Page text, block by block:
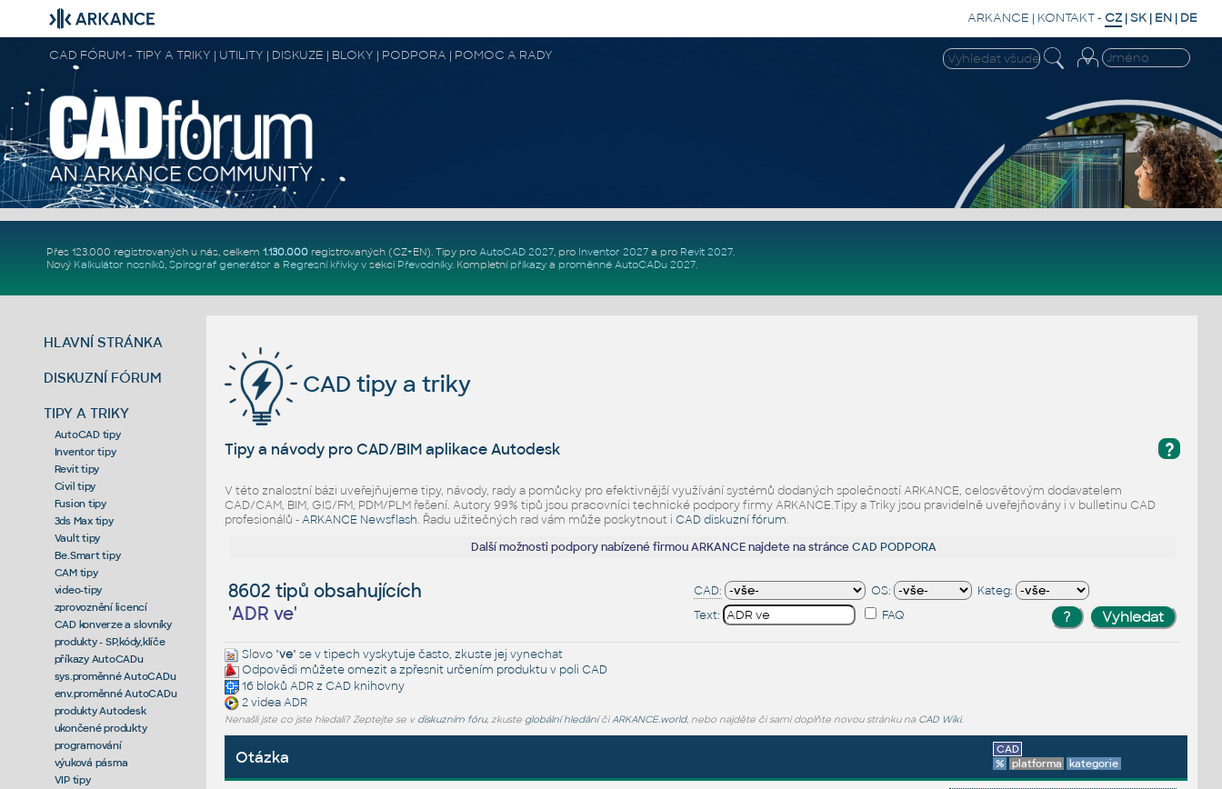
ARKANCE | KONTAKT- CZ |SK | EN | DE
CAD FÓRUM - TIPY A TRIKY | UTILITY | DISKUZE | BLOKY | PODPORA | POMOC A RADY
Přes 123.000 registrovaných u nás, celkem 1.130.000registrovaných (CZ+EN). Tipy pro AutoCAD 2027, pro Inventor 2027a pro Revit 2027.
Nový Kalkulátor nosníků, Spirograf generátor a Regresní křivkyv sekci Převodníky. Kompletní příkazya proměnné AutoCADu 2027.
HLAVNÍ STRÁNKA
DISKUZNÍ FÓRUM
TIPY A TRIKY
AutoCAD tipy
Inventor tipy
Revit tipy
Civil tipy
Fusion tipy
3ds Max tipy
Vault tipy
Be.Smart tipy
CAM tipy
video-tipy
zprovoznění licencí
CAD konverze a slovníky
produkty - SP,kódy,klíče
příkazy AutoCADu
sys.proměnné AutoCADu
env.proměnné AutoCADu
produkty Autodesk
ukončené produkty
programování
výuková pásma
VIP tipy
CAD tipy a triky
?
Tipy a návody pro CAD/BIM aplikace Autodesk
V této znalostní bázi uveřejňujeme tipy, návody, rady a pomůcky pro efektivnější využívání systémů dodaných společností ARKANCE, celosvětovým dodavatelem
CAD/CAM, BIM, GIS/FM, PDM/PLM řešení. Autory 99% tipů jsou pracovníci technické podpory firmy ARKANCE.Tipy a Triky jsou pravidelně uveřejňovány i v bulletinu CAD
profesionálů -ARKANCE Newsflash. Řadu užitečných rad vám může poskytnout i CAD diskuzní fórum.
Další možnosti podpory nabízené firmou ARKANCE najdete na stránceCAD PODPORA
8602 tipů obsahujících
'ADR ve'
CAD: OS:
Kateg:
Text:
FAQ
Slovo "ve" se v tipech vyskytuje často, zkuste jej vynechat
Odpovědi můžete omezit a zpřesnit určením produktu v poli CAD
16 bloků ADRz CAD knihovny
2 videaADR
Nenašli jste co jste hledali? Zeptejte se v diskuzním fóru, zkuste globální hledáníčiARKANCE.world, nebo najděte či sami doplňte novou stránku na CAD Wiki.
Otázka
CAD
%
platforma kategorie